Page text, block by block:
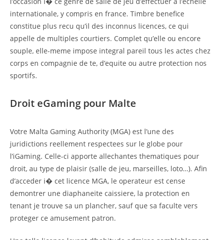
internationale, y compris en france. Timbre benefice
constitue plus recu qu’il des inconnus licences, ce qui
appelle de multiples courtiers. Complet qu’elle ou encore
souple, elle-meme impose integral pareil tous les actes chez
corps en compagnie de te, d’equite ou autre protection nos
sportifs.
Droit eGaming pour Malte
Votre Malta Gaming Authority (MGA) est l’une des
juridictions reellement respectees sur le globe pour
l’iGaming. Celle-ci apporte allechantes thematiques pour
droit, au type de plaisir (salle de jeu, marseilles, loto…). Afin
d’acceder i� cet licence MGA, le operateur est cense
demontrer une diaphaneite caissiere, la protection en
tenant je trouve sa un plancher, sauf que sa faculte vers
proteger ce amusement patron.